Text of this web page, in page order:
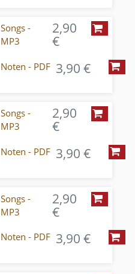
Songs -
MP3
2,90
€
Noten - PDF 3,90 €
Songs -
MP3
2,90
€
Noten - PDF 3,90 €
Songs -
MP3
2,90
€
Noten - PDF 3,90 €